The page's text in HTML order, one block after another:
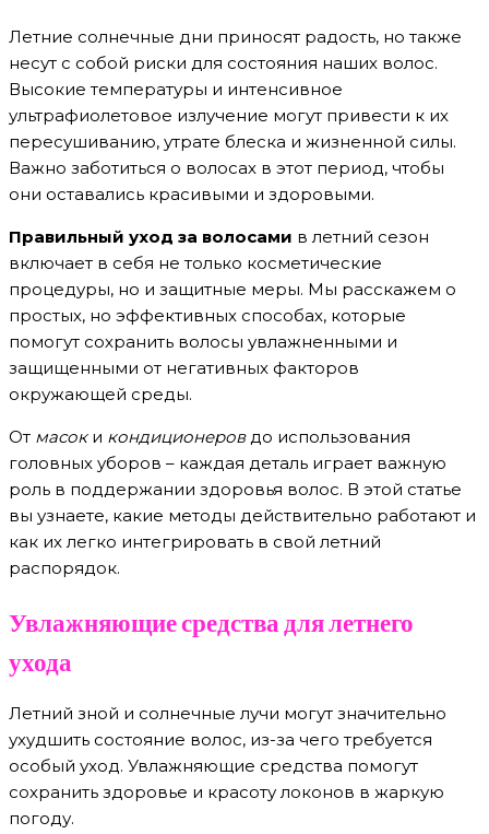
Летние солнечные дни приносят радость, но также
несут с собой риски для состояния наших волос.
Высокие температуры и интенсивное
ультрафиолетовое излучение могут привести к их
пересушиванию, утрате блеска и жизненной силы.
Важно заботиться о волосах в этот период, чтобы
они оставались красивыми и здоровыми.
Правильный уход за волосами в летний сезон
включает в себя не только косметические
процедуры, но и защитные меры. Мы расскажем о
простых, но эффективных способах, которые
помогут сохранить волосы увлажненными и
защищенными от негативных факторов
окружающей среды.
От масоки кондиционеровдо использования
головных уборов – каждая деталь играет важную
роль в поддержании здоровья волос. В этой статье
вы узнаете, какие методы действительно работают и
как их легко интегрировать в свой летний
распорядок.
Увлажняющие средства для летнего
ухода
Летний зной и солнечные лучи могут значительно
ухудшить состояние волос, из-за чего требуется
особый уход. Увлажняющие средства помогут
сохранить здоровье и красоту локонов в жаркую
погоду.